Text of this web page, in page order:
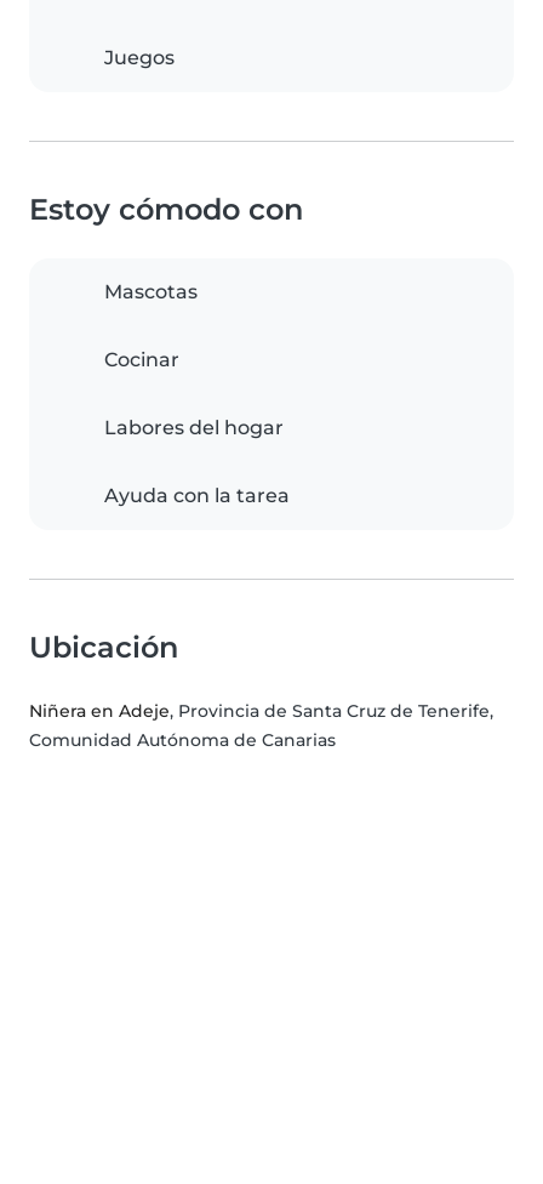
Juegos
Estoy cómodo con
Mascotas
Cocinar
Labores del hogar
Ayuda con la tarea
Ubicación
Niñera en Adeje, Provincia de Santa Cruz de Tenerife,
Comunidad Autónoma de Canarias